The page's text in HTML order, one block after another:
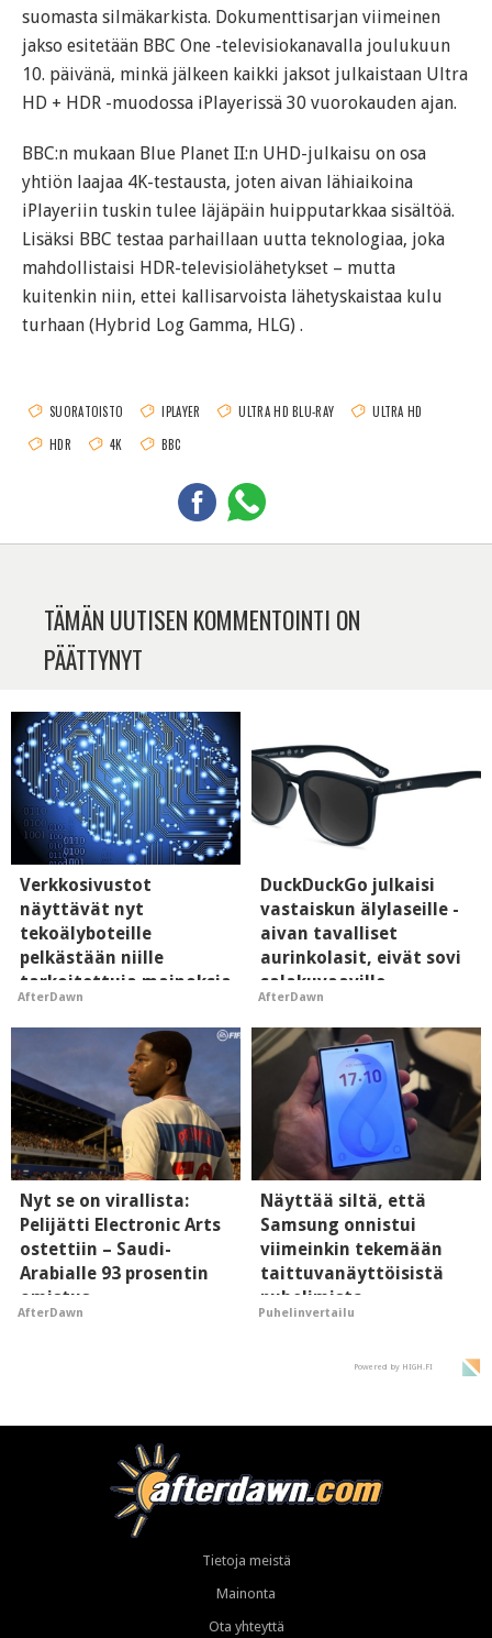
suomasta silmäkarkista. Dokumenttisarjan viimeinen
jakso esitetään BBC One -televisiokanavalla joulukuun
10. päivänä, minkä jälkeen kaikki jaksot julkaistaan Ultra
HD + HDR -muodossa iPlayerissä 30 vuorokauden ajan.
BBC:n mukaan Blue Planet II:n UHD-julkaisu on osa
yhtiön laajaa 4K-testausta, joten aivan lähiaikoina
iPlayeriin tuskin tulee läjäpäin huipputarkkaa sisältöä.
Lisäksi BBC testaa parhaillaan uutta teknologiaa, joka
mahdollistaisi HDR-televisiolähetykset – mutta
kuitenkin niin, ettei kallisarvoista lähetyskaistaa kulu
turhaan (Hybrid Log Gamma, HLG) .
SUORATOISTO IPLAYER ULTRA HD BLU-RAY
ULTRA HD
HDR
4K BBC
TÄMÄN UUTISEN KOMMENTOINTI ON
PÄÄTTYNYT
Verkkosivustot
näyttävät nyt
tekoälyboteille
pelkästään niille
tarkoitettuja mainoksia
- vaikuttaa tekoälyn
mielikuvaan brändistä
AfterDawn
DuckDuckGo julkaisi
vastaiskun älylaseille -
aivan tavalliset
aurinkolasit, eivät sovi
salakuvaaville
hyypiöille
AfterDawn
Nyt se on virallista:
Pelijätti Electronic Arts
ostettiin – Saudi-
Arabialle 93 prosentin
omistus
AfterDawn
Näyttää siltä, että
Samsung onnistui
viimeinkin tekemään
taittuvanäyttöisistä
puhelimista
supersuosittuja
Puhelinvertailu
Powered by HIGH.FI
Tietoja meistä
Mainonta
Ota yhteyttä